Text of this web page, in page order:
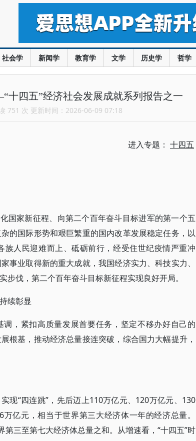
社会学 新闻学 教育学 文学 历史学 哲学
四五”经济社会发展成就系列报告之一
751 次 更新时间：2026-06-09 07:18
进入专题： 十四五
国家新征程、向第二个百年奋斗目标进军的第一个五
的国际形势和艰巨繁重的国内改革发展稳定任务，以
人民迎难而上、砥砺前行，经受住世纪疫情严重冲
事业取得新的重大成就，我国经济实力、科技实力、
伐，第二个百年奋斗目标新征程实现良好开局。
续彰显
，紧扣高质量发展首要任务，坚定不移办好自己的
根基，推动经济总量接连突破，综合国力大幅提升，
现“四连跳”，先后迈上110万亿元、120万亿元、130
亿元，相当于世界第三大经济体一年的经济总量。
三至第七大经济体总量之和。从增速看，“十四五”时